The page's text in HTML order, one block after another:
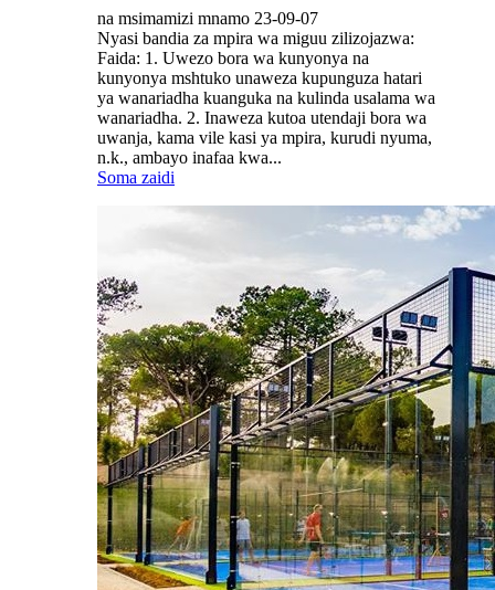
na msimamizi mnamo 23-09-07
Nyasi bandia za mpira wa miguu zilizojazwa:
Faida: 1. Uwezo bora wa kunyonya na
kunyonya mshtuko unaweza kupunguza hatari
ya wanariadha kuanguka na kulinda usalama wa
wanariadha. 2. Inaweza kutoa utendaji bora wa
uwanja, kama vile kasi ya mpira, kurudi nyuma,
n.k., ambayo inafaa kwa...
Soma zaidi